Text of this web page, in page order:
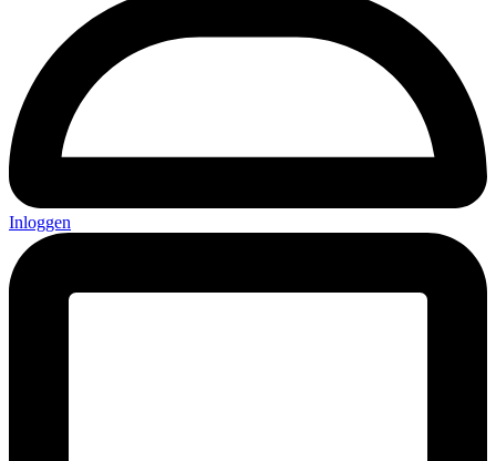
Inloggen